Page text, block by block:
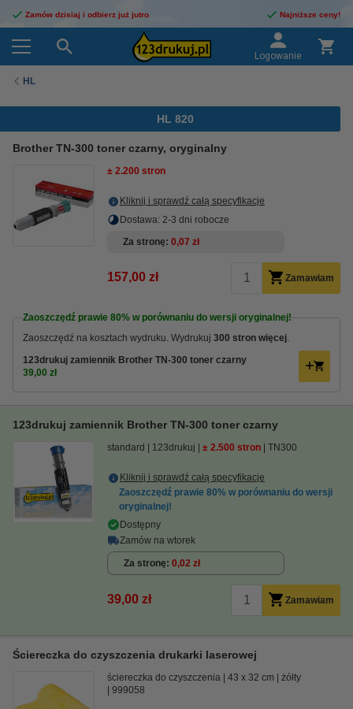
Zamów dzisiaj i odbierz już jutro Najniższe ceny!
Logowanie
HL
HL 820
Brother TN-300 toner czarny, oryginalny
± 2.200 stron
Kliknij i sprawdź całą specyfikacje
Dostawa: 2-3 dni robocze
Za stronę 0,07 zł
157,00 zł Zamawiam
Zaoszczędź prawie 80% w porównaniu do wersji oryginalnej!
Zaoszczędź na kosztach wydruku. Wydrukuj 300 stron więcej.
123drukuj zamiennik Brother TN-300 toner czarny
39,00 zł
123drukuj zamiennik Brother TN-300 toner czarny
standard 123drukuj ± 2.500 stron TN300
Kliknij i sprawdź całą specyfikacje
Zaoszczędź prawie 80% w porównaniu do wersji
oryginalnej!
Dostępny
Zamów na wtorek
Za stronę 0,02 zł
39,00 zł Zamawiam
Ściereczka do czyszczenia drukarki laserowej
ściereczka do czyszczenia 43 x 32 cm
żółty
999058